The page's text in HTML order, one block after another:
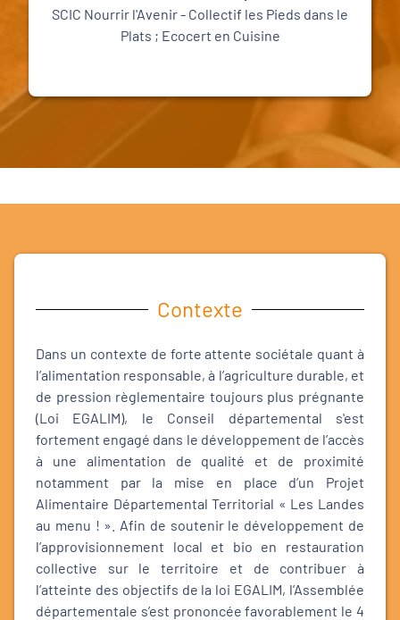
SCIC Nourrir l'Avenir - Collectif les Pieds dans le
Plats ; Ecocert en Cuisine
Contexte
Dans un contexte de forte attente sociétale quant à
l’alimentation responsable, à l’agriculture durable, et
de pression règlementaire toujours plus prégnante
(Loi EGALIM), le Conseil départemental s'est
fortement engagé dans le développement de l’accès
à une alimentation de qualité et de proximité
notamment par la mise en place d’un Projet
Alimentaire Départemental Territorial « Les Landes
au menu ! ». Afin de soutenir le développement de
l’approvisionnement local et bio en restauration
collective sur le territoire et de contribuer à
l’atteinte des objectifs de la loi EGALIM, l’Assemblée
départementale s’est prononcée favorablement le 4